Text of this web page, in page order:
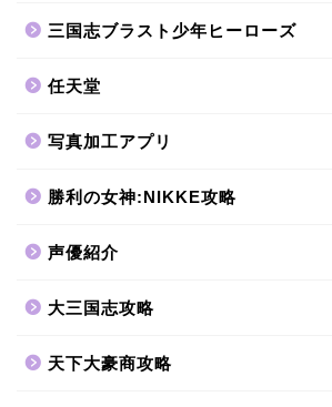
三国志ブラスト少年ヒーローズ
任天堂
写真加工アプリ
勝利の女神:NIKKE攻略
声優紹介
大三国志攻略
天下大豪商攻略